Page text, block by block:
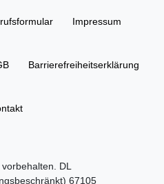
Impressum
Barrierefreiheitserklärung
DL
67105